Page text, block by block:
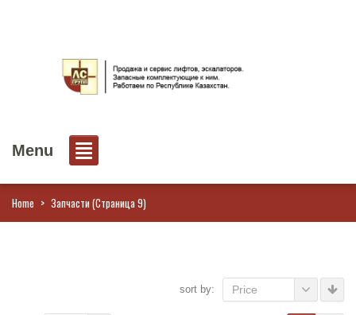
Menu
Home > Запчасти (Страница 9)
sort by: Price